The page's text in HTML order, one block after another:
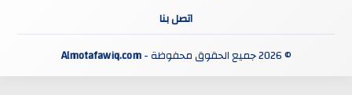
اتصل بنا
© 2026 جميع الحقوق محفوظة -
Almotafawiq.com